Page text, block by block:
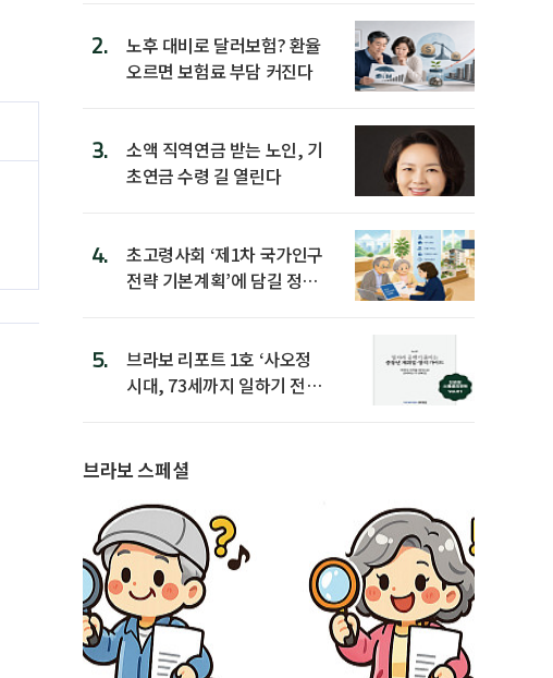
2.
노후 대비로 달러보험? 환율
오르면 보험료 부담 커진다
3.
소액 직역연금 받는 노인, 기
초연금 수령 길 열린다
4.
초고령사회 ‘제1차 국가인구
전략 기본계획’에 담길 정책
5.
브라보 리포트 1호 ‘사오정
시대, 73세까지 일하기 전략’
브라보 스페셜